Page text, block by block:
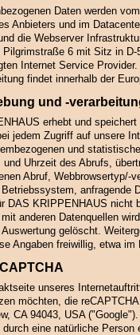
Daten werden
Anbieters und im
die Webserver
Pilgrimstraße 6 mit Sitz in
Internet Service
findet innerhalb der
und -
erhebt und
jedem Zugriff auf unsere
und
und Uhrzeit des Abrufs,
Abruf, Webbrowsertyp/-
anfragende
DAS KRIPPENHAUS nicht
anderen Datenquellen
gelöscht.
Angaben freiwillig, etwa
unseres
möchten, die
CA 94043, USA
durch eine natürliche